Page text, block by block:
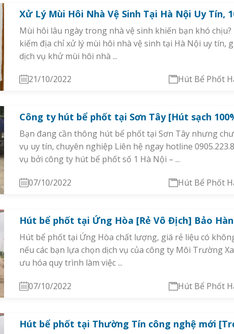
Xử Lý Mùi Hôi Nhà Vệ Sinh Tại Hà Nội Uy Tín,
Mùi hôi lâu ngày trong nhà vệ sinh khiến bạn khó
kiếm địa chỉ xử lý mùi hôi nhà vệ sinh tại Hà Nội uy tín,
dịch vụ khử mùi hôi nhà ...
21/10/2022 Hút Bể Phốt
Công ty hút bể phốt tại Sơn Tây [Hút sạch
Bạn đang cần thông hút bể phốt tại Sơn Tây nhưng
vụ uy tín, chuyên nghiệp Liên hệ ngay hotline
vụ bởi công ty hút bể phốt số 1 Hà Nội – ...
07/10/2022 Hút Bể Phốt
Hút bể phốt tại Ứng Hòa [Rẻ Vô Địch] Bảo
Hút bể phốt tại Ứng Hòa chất lượng, giá rẻ liệu có
nếu các bạn lựa chọn dịch vụ của công ty Môi Trường
ưu hóa quy trình làm việc ...
07/10/2022 Hút Bể Phốt
Hút bể phốt tại Thường Tín công nghệ mới